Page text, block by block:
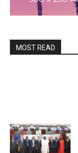
MOST READ